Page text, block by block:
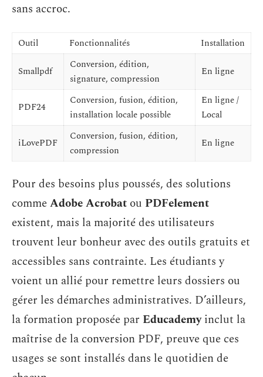
sans accroc.
Outil Fonctionnalités Installation
Smallpdf
Conversion, édition,
signature, compression
En ligne
PDF24
Conversion, fusion, édition,
installation locale possible
En ligne /
Local
iLovePDF
Conversion, fusion, édition,
compression
En ligne
Pour des besoins plus poussés, des solutions
commeAdobe Acrobat ou PDFelement
existent, mais la majorité des utilisateurs
trouvent leur bonheur avec des outils gratuits et
accessibles sans contrainte. Les étudiants y
voient un allié pour remettre leurs dossiers ou
gérer les démarches administratives. D’ailleurs,
la formation proposée par Educademyinclut la
maîtrise de la conversion PDF, preuve que ces
usages se sont installés dans le quotidien de